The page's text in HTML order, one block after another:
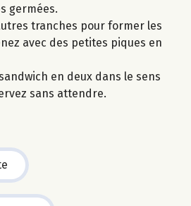
germées.
tranches pour former les
avec des petites piques en
en deux dans le sens
sans attendre.